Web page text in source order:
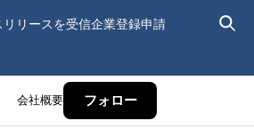
リリースを受信企業登録申請
会社概要 フォロー